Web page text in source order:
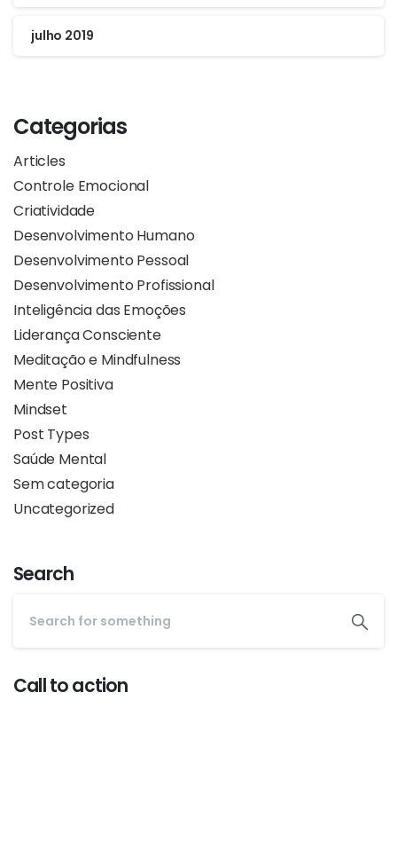
julho 2019
Categorias
Articles
Controle Emocional
Criatividade
Desenvolvimento Humano
Desenvolvimento Pessoal
Desenvolvimento Profissional
Inteligência das Emoções
Liderança Consciente
Meditação e Mindfulness
Mente Positiva
Mindset
Post Types
Saúde Mental
Sem categoria
Uncategorized
Search
Call to action